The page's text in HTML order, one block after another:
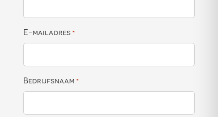
E-mailadres *
Bedrijfsnaam *